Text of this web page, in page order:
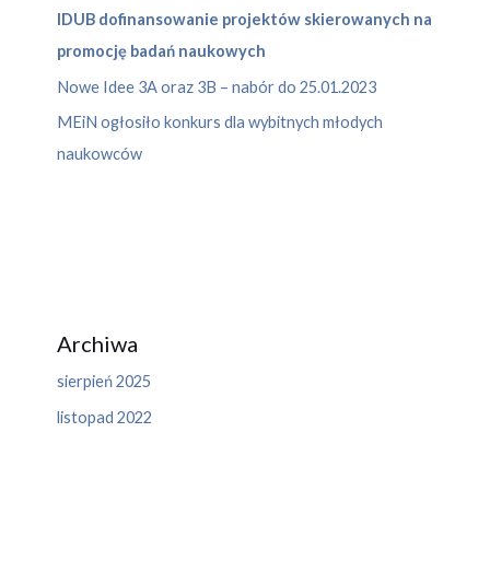
IDUB dofinansowanie projektów skierowanych na
promocję badań naukowych
Nowe Idee 3A oraz 3B – nabór do 25.01.2023
MEiN ogłosiło konkurs dla wybitnych młodych
naukowców
Archiwa
sierpień 2025
listopad 2022